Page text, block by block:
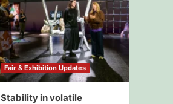
Fair & Exhibition Updates
Stability in volatile